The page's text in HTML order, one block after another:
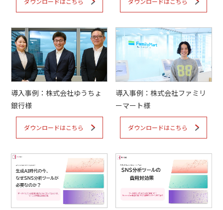
導入事例：株式会社ゆうちょ
銀行様
ダウンロードはこちら
導入事例：株式会社ファミリ
ーマート様
ダウンロードはこちら